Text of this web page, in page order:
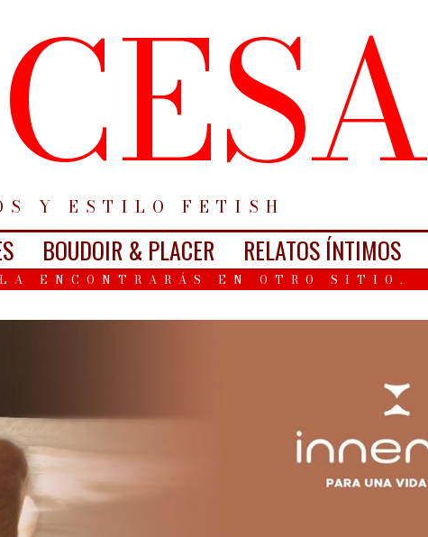
Y ESTILO FETISH
BOUDOIR & PLACER RELATOS ÍNTIMOS
ENCONTRARÁS EN OTRO SITIO.